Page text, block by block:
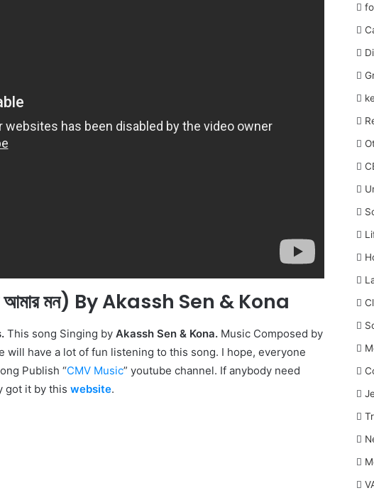
মন) By Akassh Sen & Kona
This song Singing by Akassh Sen & Kona. Music Composed by
will have a lot of fun listening to this song. I hope, everyone
Publish “CMV Music” youtube channel. If anybody need
got it by this website.